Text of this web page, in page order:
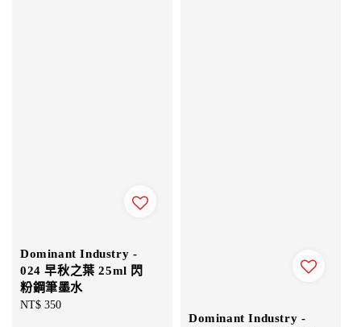
Dominant Industry -
024 早秋之葉 25ml 閃
粉鋼筆墨水
Regular
NT$ 350
Dominant Industry -